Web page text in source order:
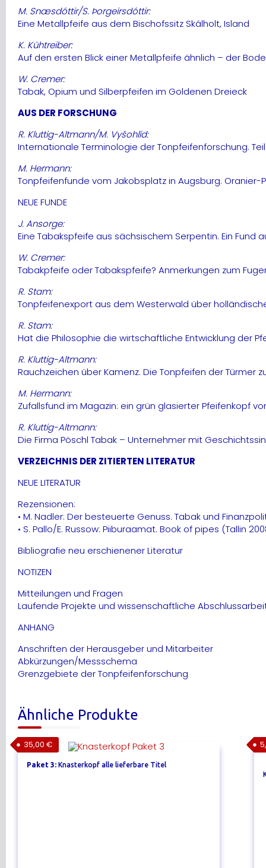
M. Snæsdóttir/S. Þorgeirsdóttir:
Eine Metallpfeife aus dem Bischofssitz Skálholt, Island
K. Kühtreiber:
Auf den ersten Blick einer Metallpfeife ähnlich – der
W. Cremer:
Tabak, Opium und Silberpfeifen im Goldenen Dreieck
AUS DER FORSCHUNG
R. Kluttig-Altmann/M. Vyšohlíd:
Internationale Terminologie der Tonpfeifenforschung.
M. Hermann:
Tonpfeifenfunde vom Jakobsplatz in Augsburg. Oranier-
NEUE FUNDE
J. Ansorge:
Eine Tabakspfeife aus sächsischem Serpentin. Ein Fund
W. Cremer:
Tabakpfeife oder Tabakspfeife? Anmerkungen zum
R. Stam:
Tonpfeifenexport aus dem Westerwald über
R. Stam:
Hat die Philosophie die wirtschaftliche Entwicklung der
R. Kluttig-Altmann:
Rauchzeichen über Kamenz. Die Tonpfeifen der Türmer
M. Hermann:
Zufallsfund im Magazin: ein grün glasierter Pfeifenkopf
R. Kluttig-Altmann:
Die Firma Pöschl Tabak – Unternehmer mit
VERZEICHNIS DER ZITIERTEN LITERATUR
NEUE LITERATUR
Rezensionen:
• M. Nadler: Der besteuerte Genuss. Tabak und
• S. Pallo/E. Russow: Piiburaamat. Book of pipes (Tallin
Bibliografie neu erschienener Literatur
NOTIZEN
Mitteilungen und Fragen
Laufende Projekte und wissenschaftliche
ANHANG
Anschriften der Herausgeber und Mitarbeiter
Abkürzungen/Messschema
Grenzgebiete der Tonpfeifenforschung
Ähnliche Produkte
Paket 3: Knasterkopf alle lieferbare Titel
35,00 €